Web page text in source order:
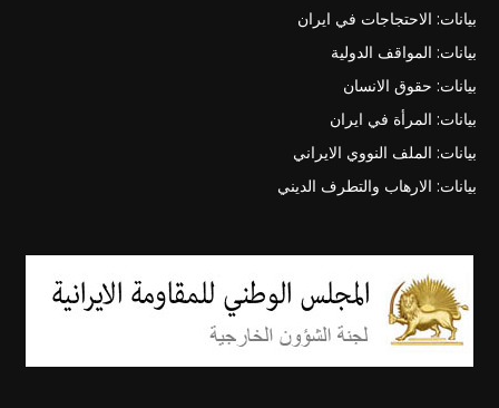
بيانات: الاحتجاجات في ايران
بيانات: المواقف الدولية
بيانات: حقوق الانسان
بيانات: المرأة في ايران
بيانات: الملف النووي الايراني
بيانات: الارهاب والتطرف الديني